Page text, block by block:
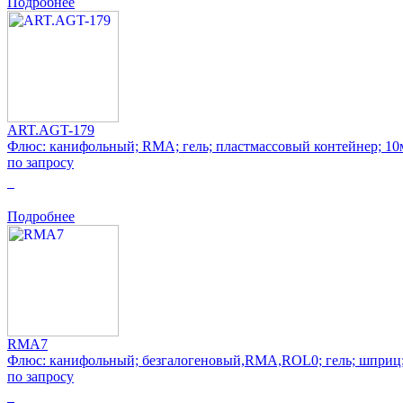
ART.AGT-179
Флюс: канифольный; RMA; гель; пластмассовый контейнер;
по запросу
Подробнее
RMA7
Флюс: канифольный; безгалогеновый,RMA,ROL0; гель;
по запросу